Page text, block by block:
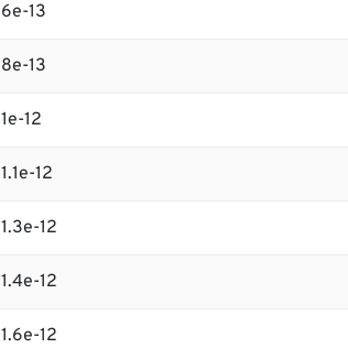
6e-13
8e-13
1e-12
1.1e-12
1.3e-12
1.4e-12
1.6e-12